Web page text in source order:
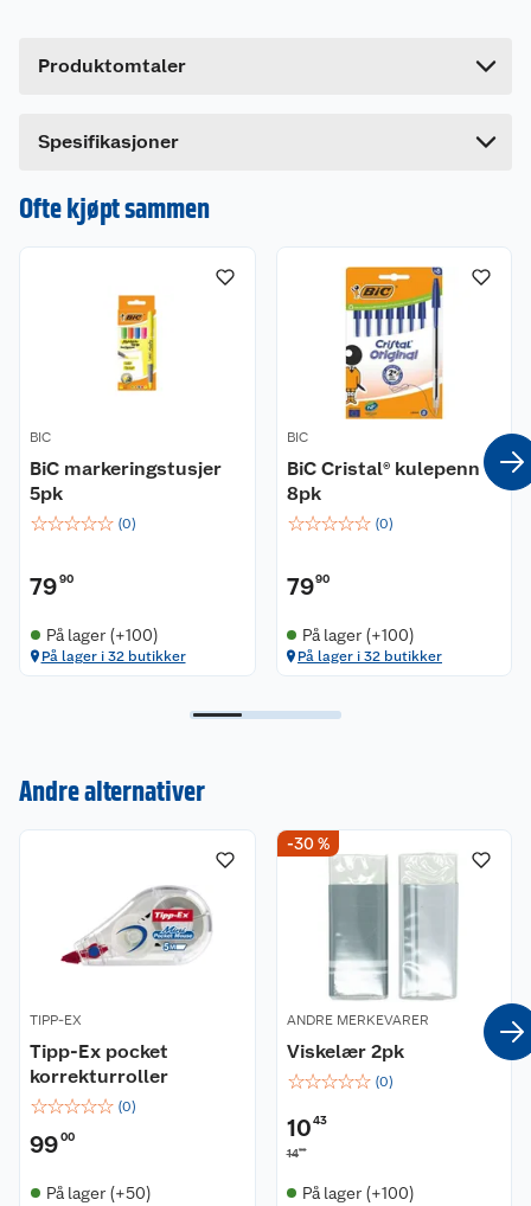
Produktomtaler
Dette produktet har ikke fått noen omtale ennå.
en omtale.
Spesifikasjoner
Ofte kjøpt sammen
BIC
BiC markeringstusjer
5pk
☆☆☆☆☆ (0)
7990
På lager (+100)
På lager i 32 butikker
BIC
BiC Cristal® kulepenn
8pk
☆☆☆☆☆ (0)
7990
På lager (+100)
På lager i 32 butikker
Andre alternativer
TIPP-EX
Tipp-Ex pocket
korrekturroller
☆☆☆☆☆ (0)
9900
På lager (+50)
-30 %
ANDRE MERKEVARER
Viskelær 2pk
☆☆☆☆☆ (0)
10 43
1490
På lager (+100)
Nyheter
Våre merkevarer
Ledige stillinger
Bærekraft
Angre- og returrett
Reklamasjon og garanti
Ofte stilte spørsmål
Leveringsalternativer
Pakkesporing
Åpent kjøp
Coop medlem